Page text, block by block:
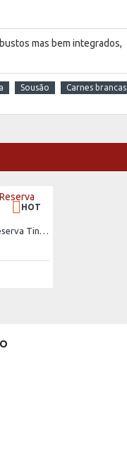
mas bem integrados,
Sousão Carnes brancas
HOT
Terras do Grifo Grande Reserva Tinto 2017